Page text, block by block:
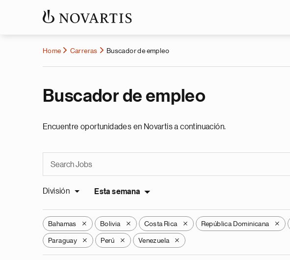
Home Carreras Buscador de empleo
Buscador de empleo
Encuentre oportunidades en Novartis a continuación.
División Esta semana
Bahamas X Bolivia X Costa Rica X República Dominicana X
Paraguay X Perú X Venezuela X